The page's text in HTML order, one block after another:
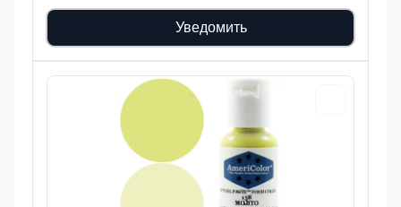
Уведомить